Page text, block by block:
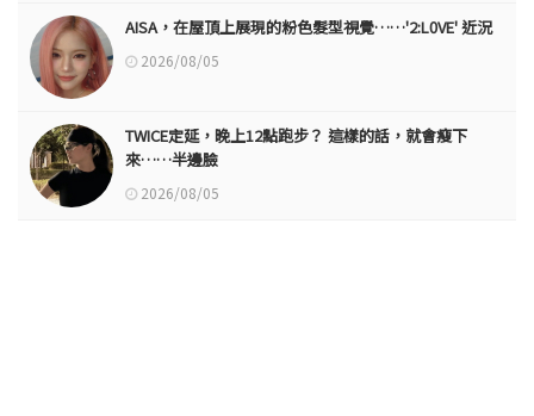
AISA，在屋頂上展現的粉色髮型視覺……'2:L0VE' 近況
2026/08/05
TWICE定延，晚上12點跑步？ 這樣的話，就會瘦下
來……半邊臉
2026/08/05